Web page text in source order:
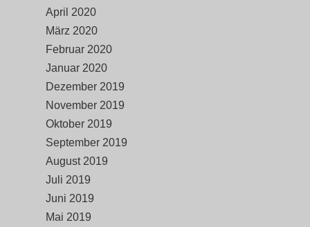
April 2020
März 2020
Februar 2020
Januar 2020
Dezember 2019
November 2019
Oktober 2019
September 2019
August 2019
Juli 2019
Juni 2019
Mai 2019